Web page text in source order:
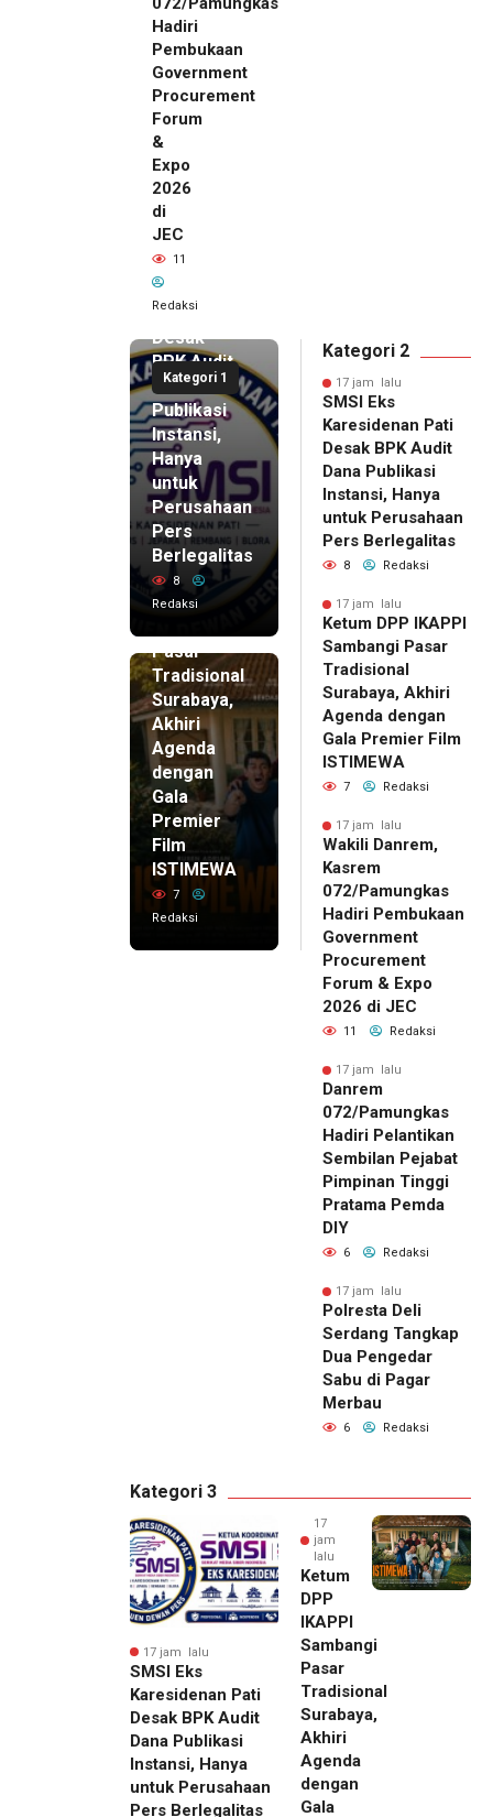
Hadiri
Pembukaan
Government
Procurement
Forum
&
Expo
2026
di
JEC
11
Redaksi
Kategori 1
SMSI Eks
Karesidenan
Pati
Desak
BPK Audit
Dana
Publikasi
Instansi,
Hanya
untuk
Perusahaan
Pers
Berlegalitas
8
Redaksi
17 jam lalu
Ketum
DPP
IKAPPI
Pasar
Tradisional
Surabaya,
Akhiri
Agenda
dengan
Gala
Premier
Film
ISTIMEWA
7
Redaksi
Kategori 2
17 jam lalu
SMSI Eks
Karesidenan Pati
Desak BPK Audit
Dana Publikasi
Instansi, Hanya
untuk Perusahaan
Pers Berlegalitas
8 Redaksi
17 jam lalu
Ketum DPP IKAPPI
Sambangi Pasar
Tradisional
Surabaya, Akhiri
Agenda dengan
Gala Premier Film
ISTIMEWA
7 Redaksi
17 jam lalu
Wakili Danrem,
Kasrem
072/Pamungkas
Hadiri Pembukaan
Government
Procurement
Forum & Expo
2026 di JEC
11 Redaksi
17 jam lalu
Danrem
072/Pamungkas
Hadiri Pelantikan
Sembilan Pejabat
Pimpinan Tinggi
Pratama Pemda
DIY
6 Redaksi
17 jam lalu
Polresta Deli
Serdang Tangkap
Dua Pengedar
Sabu di Pagar
Merbau
6 Redaksi
Kategori 3
17 jam lalu
SMSI Eks
Karesidenan Pati
Desak BPK Audit
Dana Publikasi
Instansi, Hanya
untuk Perusahaan
Pers Berlegalitas
17
jam
lalu
Ketum
DPP
IKAPPI
Sambangi
Pasar
Tradisional
Surabaya,
Akhiri
Agenda
dengan
Gala